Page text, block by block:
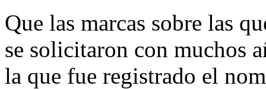
Que las marcas sobre las
se solicitaron con muchos
la que fue registrado el